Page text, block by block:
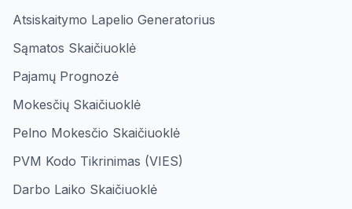
Atsiskaitymo Lapelio Generatorius
Sąmatos Skaičiuoklė
Pajamų Prognozė
Mokesčių Skaičiuoklė
Pelno Mokesčio Skaičiuoklė
PVM Kodo Tikrinimas (VIES)
Darbo Laiko Skaičiuoklė